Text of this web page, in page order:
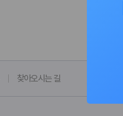
찾아오시는 길